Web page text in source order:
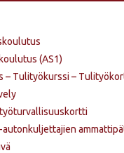
(AS1)
– Tulityökurssi –
autonkuljettajien